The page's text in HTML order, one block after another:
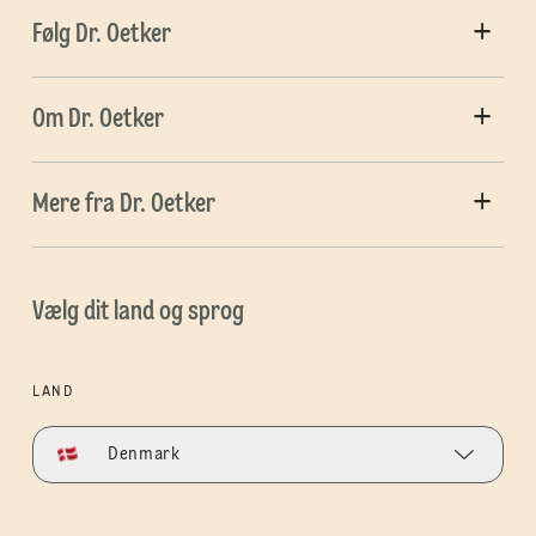
Følg Dr. Oetker
Om Dr. Oetker
Mere fra Dr. Oetker
Vælg dit land og sprog
LAND
Denmark